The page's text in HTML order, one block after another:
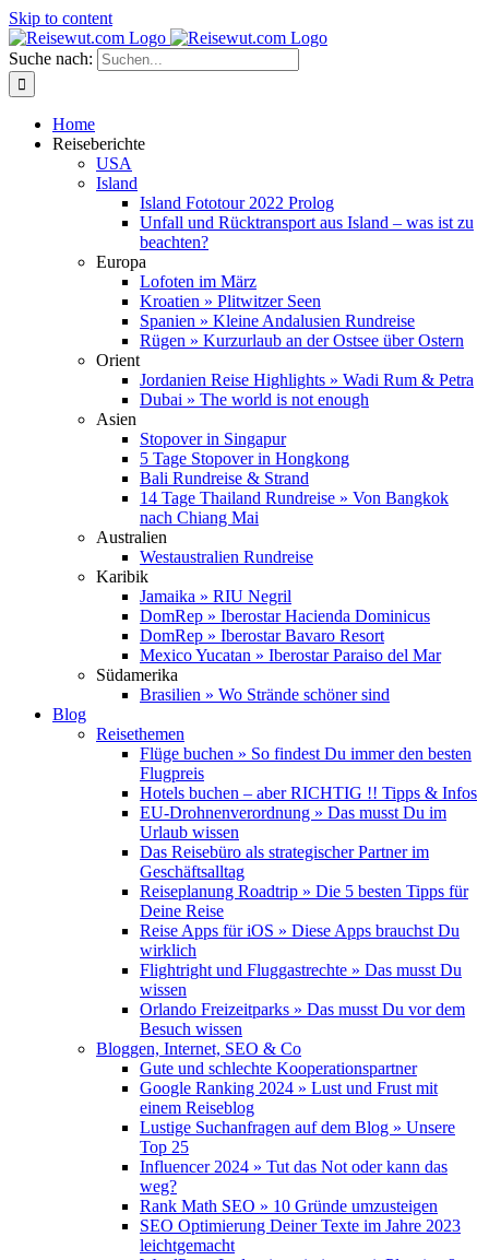
Skip to content
Suche nach:
Home
Reiseberichte
USA
Island
Island Fototour 2022 Prolog
Unfall und Rücktransport aus Island – was ist zu
beachten?
Europa
Lofoten im März
Kroatien » Plitwitzer Seen
Spanien » Kleine Andalusien Rundreise
Rügen » Kurzurlaub an der Ostsee über Ostern
Orient
Jordanien Reise Highlights » Wadi Rum & Petra
Dubai » The world is not enough
Asien
Stopover in Singapur
5 Tage Stopover in Hongkong
Bali Rundreise & Strand
14 Tage Thailand Rundreise » Von Bangkok
nach Chiang Mai
Australien
Westaustralien Rundreise
Karibik
Jamaika » RIU Negril
DomRep » Iberostar Hacienda Dominicus
DomRep » Iberostar Bavaro Resort
Mexico Yucatan » Iberostar Paraiso del Mar
Südamerika
Brasilien » Wo Strände schöner sind
Blog
Reisethemen
Flüge buchen » So findest Du immer den besten
Flugpreis
Hotels buchen – aber RICHTIG !! Tipps & Infos
EU-Drohnenverordnung » Das musst Du im
Urlaub wissen
Das Reisebüro als strategischer Partner im
Geschäftsalltag
Reiseplanung Roadtrip » Die 5 besten Tipps für
Deine Reise
Reise Apps für iOS » Diese Apps brauchst Du
wirklich
Flightright und Fluggastrechte » Das musst Du
wissen
Orlando Freizeitparks » Das musst Du vor dem
Besuch wissen
Bloggen, Internet, SEO & Co
Gute und schlechte Kooperationspartner
Google Ranking 2024 » Lust und Frust mit
einem Reiseblog
Lustige Suchanfragen auf dem Blog » Unsere
Top 25
Influencer 2024 » Tut das Not oder kann das
weg?
Rank Math SEO » 10 Gründe umzusteigen
SEO Optimierung Deiner Texte im Jahre 2023
leichtgemacht